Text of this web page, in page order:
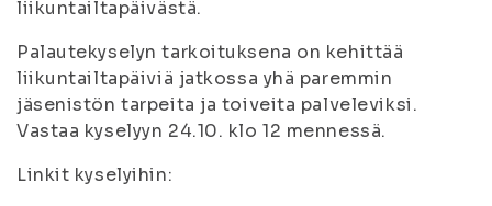
liikuntailtapäivästä.
Palautekyselyn tarkoituksena on kehittää
liikuntailtapäiviä jatkossa yhä paremmin
jäsenistön tarpeita ja toiveita palveleviksi.
Vastaa kyselyyn 24.10. klo 12 mennessä.
Linkit kyselyihin: